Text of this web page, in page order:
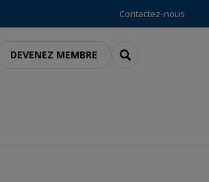
Contactez-nous
DEVENEZ MEMBRE RECHERCHER